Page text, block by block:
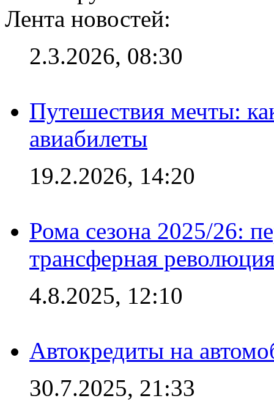
Лента новостей:
2.3.2026, 08:30
Путешествия мечты:
авиабилеты
19.2.2026, 14:20
Рома сезона 2025/26:
трансферная
4.8.2025, 12:10
Автокредиты на
30.7.2025, 21:33